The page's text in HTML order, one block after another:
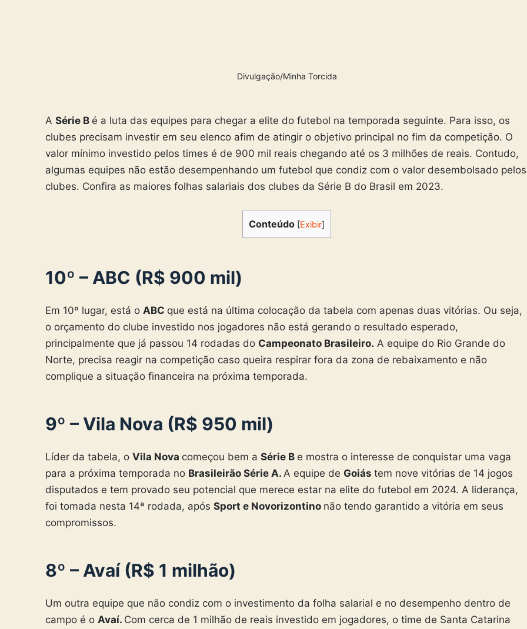
Divulgação/Minha Torcida
A Série B é a luta das equipes para chegar a elite do futebol na temporada seguinte. Para isso, os
clubes precisam investir em seu elenco afim de atingir o objetivo principal no fim da competição. O
valor mínimo investido pelos times é de 900 mil reais chegando até os 3 milhões de reais. Contudo,
algumas equipes não estão desempenhando um futebol que condiz com o valor desembolsado pelos
clubes. Confira as maiores folhas salariais dos clubes da Série B do Brasil em 2023.
Conteúdo [Exibir]
10º – ABC (R$ 900 mil)
Em 10º lugar, está o ABC que está na última colocação da tabela com apenas duas vitórias. Ou seja,
o orçamento do clube investido nos jogadores não está gerando o resultado esperado,
principalmente que já passou 14 rodadas do Campeonato Brasileiro. A equipe do Rio Grande do
Norte, precisa reagir na competição caso queira respirar fora da zona de rebaixamento e não
complique a situação financeira na próxima temporada.
9º – Vila Nova (R$ 950 mil)
Líder da tabela, o Vila Nova começou bem a Série B e mostra o interesse de conquistar uma vaga
para a próxima temporada no Brasileirão Série A. A equipe de Goiás tem nove vitórias de 14 jogos
disputados e tem provado seu potencial que merece estar na elite do futebol em 2024. A liderança,
foi tomada nesta 14ª rodada, após Sport e Novorizontino não tendo garantido a vitória em seus
compromissos.
8º – Avaí (R$ 1 milhão)
Um outra equipe que não condiz com o investimento da folha salarial e no desempenho dentro de
campo é o Avaí. Com cerca de 1 milhão de reais investido em jogadores, o time de Santa Catarina